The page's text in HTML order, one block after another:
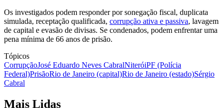
Os investigados podem responder por sonegação fiscal, duplicata
simulada, receptação qualificada, corrupção ativa e passiva, lavagem
de capital e evasão de divisas. Se condenados, podem enfrentar uma
pena mínima de 66 anos de prisão.
Tópicos
CorrupçãoJosé Eduardo Neves CabralNiteróiPF (Polícia
Federal)PrisãoRio de Janeiro (capital)Rio de Janeiro (estado)Sérgio
Cabral
Mais Lidas